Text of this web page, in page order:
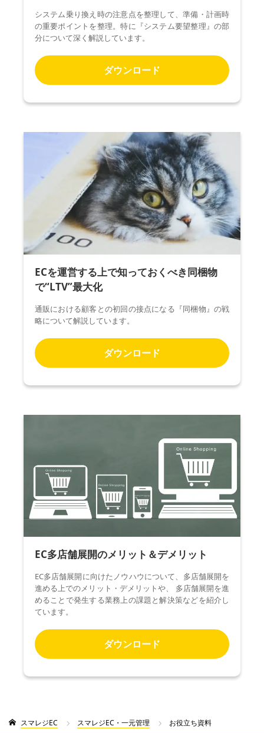
システム乗り換え時の注意点を整理して、準備・計画時
の重要ポイントを整理。特に『システム要望整理』の部
分について深く解説しています。
ダウンロード
ECを運営する上で知っておくべき同梱物
で“LTV”最大化
通販における顧客との初回の接点になる『同梱物』の戦
略について解説しています。
ダウンロード
EC多店舗展開のメリット＆デメリット
EC多店舗展開に向けたノウハウについて、多店舗展開を
進める上でのメリット・デメリットや、 多店舗展開を進
めることで発生する業務上の課題と解決策などを紹介し
ています。
ダウンロード
スマレジEC スマレジEC・一元管理 お役立ち資料